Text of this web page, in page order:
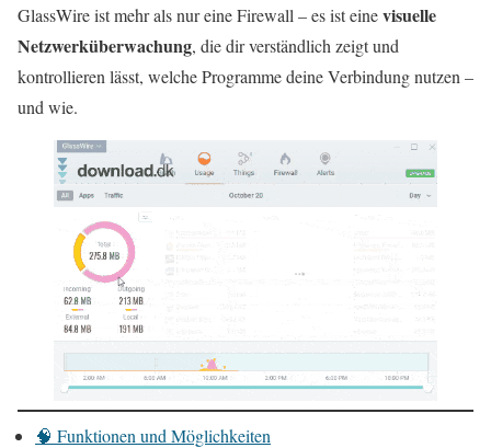
GlassWire ist mehr als nur eine Firewall – es ist einevisuelle
Netzwerküberwachung, die dir verständlich zeigt und
kontrollieren lässt, welche Programme deine Verbindung nutzen –
und wie.
🧠 Funktionen und Möglichkeiten